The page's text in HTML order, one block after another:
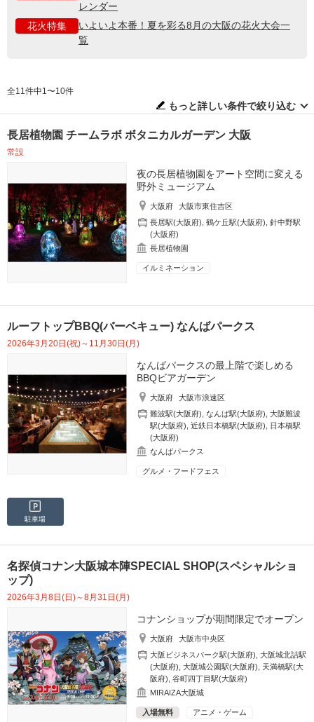
レンダー
花火特集
いよいよ本番！夏を彩る8月の大阪の花火大会一
覧
全11件中1〜10件
もっと詳しい条件で絞り込む
長居植物園 チームラボ ボタニカルガーデン 大阪
常設
夜の長居植物園をアート空間に変える
野外ミュージアム
大阪府
大阪市東住吉区
長居駅(大阪府) ,鶴ケ丘駅(大阪府) ,針中野駅
(大阪府)
長居植物園
イルミネーション
ルーフトップBBQ(バーベキュー) なんばパークス
2026年3月20日(祝)～11月30日(月)
なんばパークスの最上階で楽しめる
BBQビアガーデン
大阪府
大阪市浪速区
難波駅(大阪府) ,なんば駅(大阪府) ,大阪難波
駅(大阪府) ,近鉄日本橋駅(大阪府)
日本橋駅
(大阪府)
なんばパークス
グルメ・フードフェス
駐車場
名探偵コナン大阪城本陣SPECIAL SHOP(スペシャルショ
ップ)
2026年3月8日(日)～8月31日(月)
コナンショップが期間限定でオープン
大阪府
大阪市中央区
大阪ビジネスパーク駅(大阪府) ,大阪城北詰駅
(大阪府) ,大阪城公園駅(大阪府)
天満橋駅(大
阪府) ,谷町四丁目駅(大阪府)
MIRAIZA大阪城
入場無料 アニメ・ゲーム